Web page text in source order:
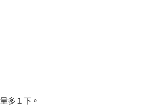
多１下。